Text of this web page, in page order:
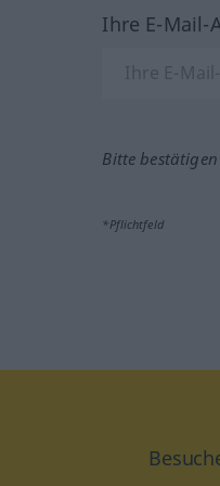
Ihre E-Mail-
Bitte
*Pflichtfeld